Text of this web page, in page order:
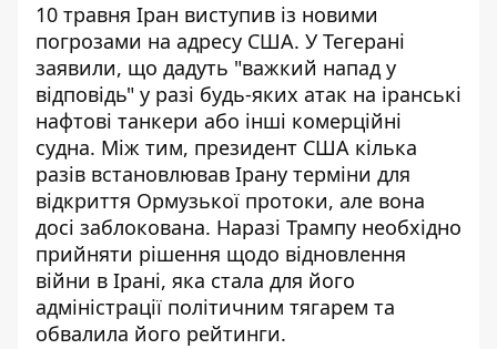
10 травня Іран виступив із новими
погрозами на адресу США. У Тегерані
заявили, що дадуть "важкий напад у
відповідь" у разі будь-яких атак на іранські
нафтові танкери або інші комерційні
судна. Між тим, президент США кілька
разів встановлював Ірану терміни для
відкриття Ормузької протоки, але вона
досі заблокована. Наразі Трампу необхідно
прийняти рішення щодо відновлення
війни в Ірані, яка стала для його
адміністрації політичним тягарем та
обвалила його рейтинги.